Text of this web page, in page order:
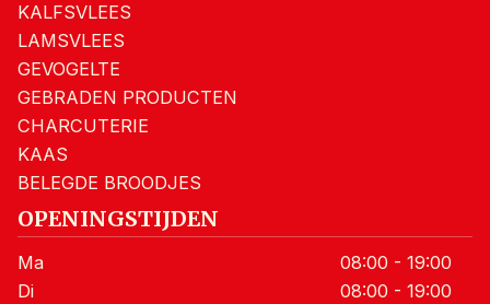
KALFSVLEES
LAMSVLEES
GEVOGELTE
GEBRADEN PRODUCTEN
CHARCUTERIE
KAAS
BELEGDE BROODJES
OPENINGSTIJDEN
Ma
08:00 - 19:00
Di
08:00 - 19:00